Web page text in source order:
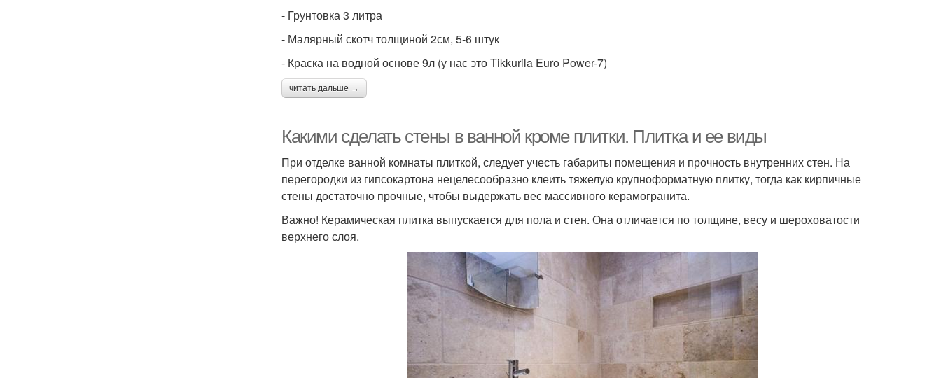
- Грунтовка 3 литра
- Малярный скотч толщиной 2см, 5-6 штук
- Краска на водной основе 9л (у нас это Tikkurila Euro Power-7)
читать дальше →
Какими сделать стены в ванной кроме плитки. Плитка и ее виды
При отделке ванной комнаты плиткой, следует учесть габариты помещения и прочность внутренних стен. На
перегородки из гипсокартона нецелесообразно клеить тяжелую крупноформатную плитку, тогда как кирпичные
стены достаточно прочные, чтобы выдержать вес массивного керамогранита.
Важно! Керамическая плитка выпускается для пола и стен. Она отличается по толщине, весу и шероховатости
верхнего слоя.